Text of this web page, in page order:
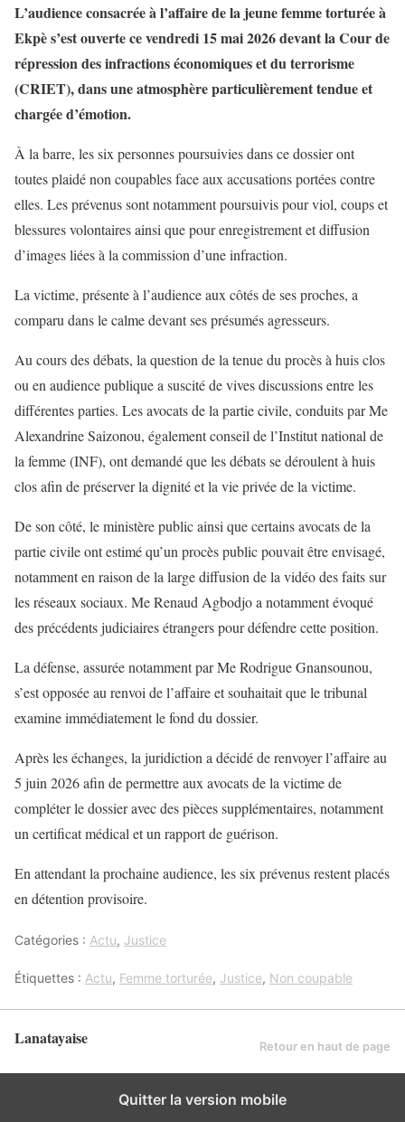
L’audience consacrée à l’affaire de la jeune femme torturée à
Ekpè s’est ouverte ce vendredi 15 mai 2026 devant la Cour de
répression des infractions économiques et du terrorisme
(CRIET), dans une atmosphère particulièrement tendue et
chargée d’émotion.
À la barre, les six personnes poursuivies dans ce dossier ont
toutes plaidé non coupables face aux accusations portées contre
elles. Les prévenus sont notamment poursuivis pour viol, coups et
blessures volontaires ainsi que pour enregistrement et diffusion
d’images liées à la commission d’une infraction.
La victime, présente à l’audience aux côtés de ses proches, a
comparu dans le calme devant ses présumés agresseurs.
Au cours des débats, la question de la tenue du procès à huis clos
ou en audience publique a suscité de vives discussions entre les
différentes parties. Les avocats de la partie civile, conduits par Me
Alexandrine Saizonou, également conseil de l’Institut national de
la femme (INF), ont demandé que les débats se déroulent à huis
clos afin de préserver la dignité et la vie privée de la victime.
De son côté, le ministère public ainsi que certains avocats de la
partie civile ont estimé qu’un procès public pouvait être envisagé,
notamment en raison de la large diffusion de la vidéo des faits sur
les réseaux sociaux. Me Renaud Agbodjo a notamment évoqué
des précédents judiciaires étrangers pour défendre cette position.
La défense, assurée notamment par Me Rodrigue Gnansounou,
s’est opposée au renvoi de l’affaire et souhaitait que le tribunal
examine immédiatement le fond du dossier.
Après les échanges, la juridiction a décidé de renvoyer l’affaire au
5 juin 2026 afin de permettre aux avocats de la victime de
compléter le dossier avec des pièces supplémentaires, notamment
un certificat médical et un rapport de guérison.
En attendant la prochaine audience, les six prévenus restent placés
en détention provisoire.
Catégories : Actu, Justice
Étiquettes : Actu, Femme torturée, Justice, Non coupable
Lanatayaise Retour en haut de page
Quitter la version mobile